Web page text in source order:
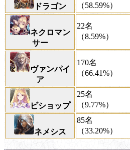
ドラゴン
（58.59%）
ネクロマン
サー
22名
（8.59%）
ヴァンパイ
ア
170名
（66.41%）
ビショップ
25名
（9.77%）
ネメシス
85名
（33.20%）